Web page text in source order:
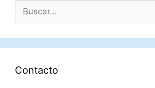
Buscar:
Contacto